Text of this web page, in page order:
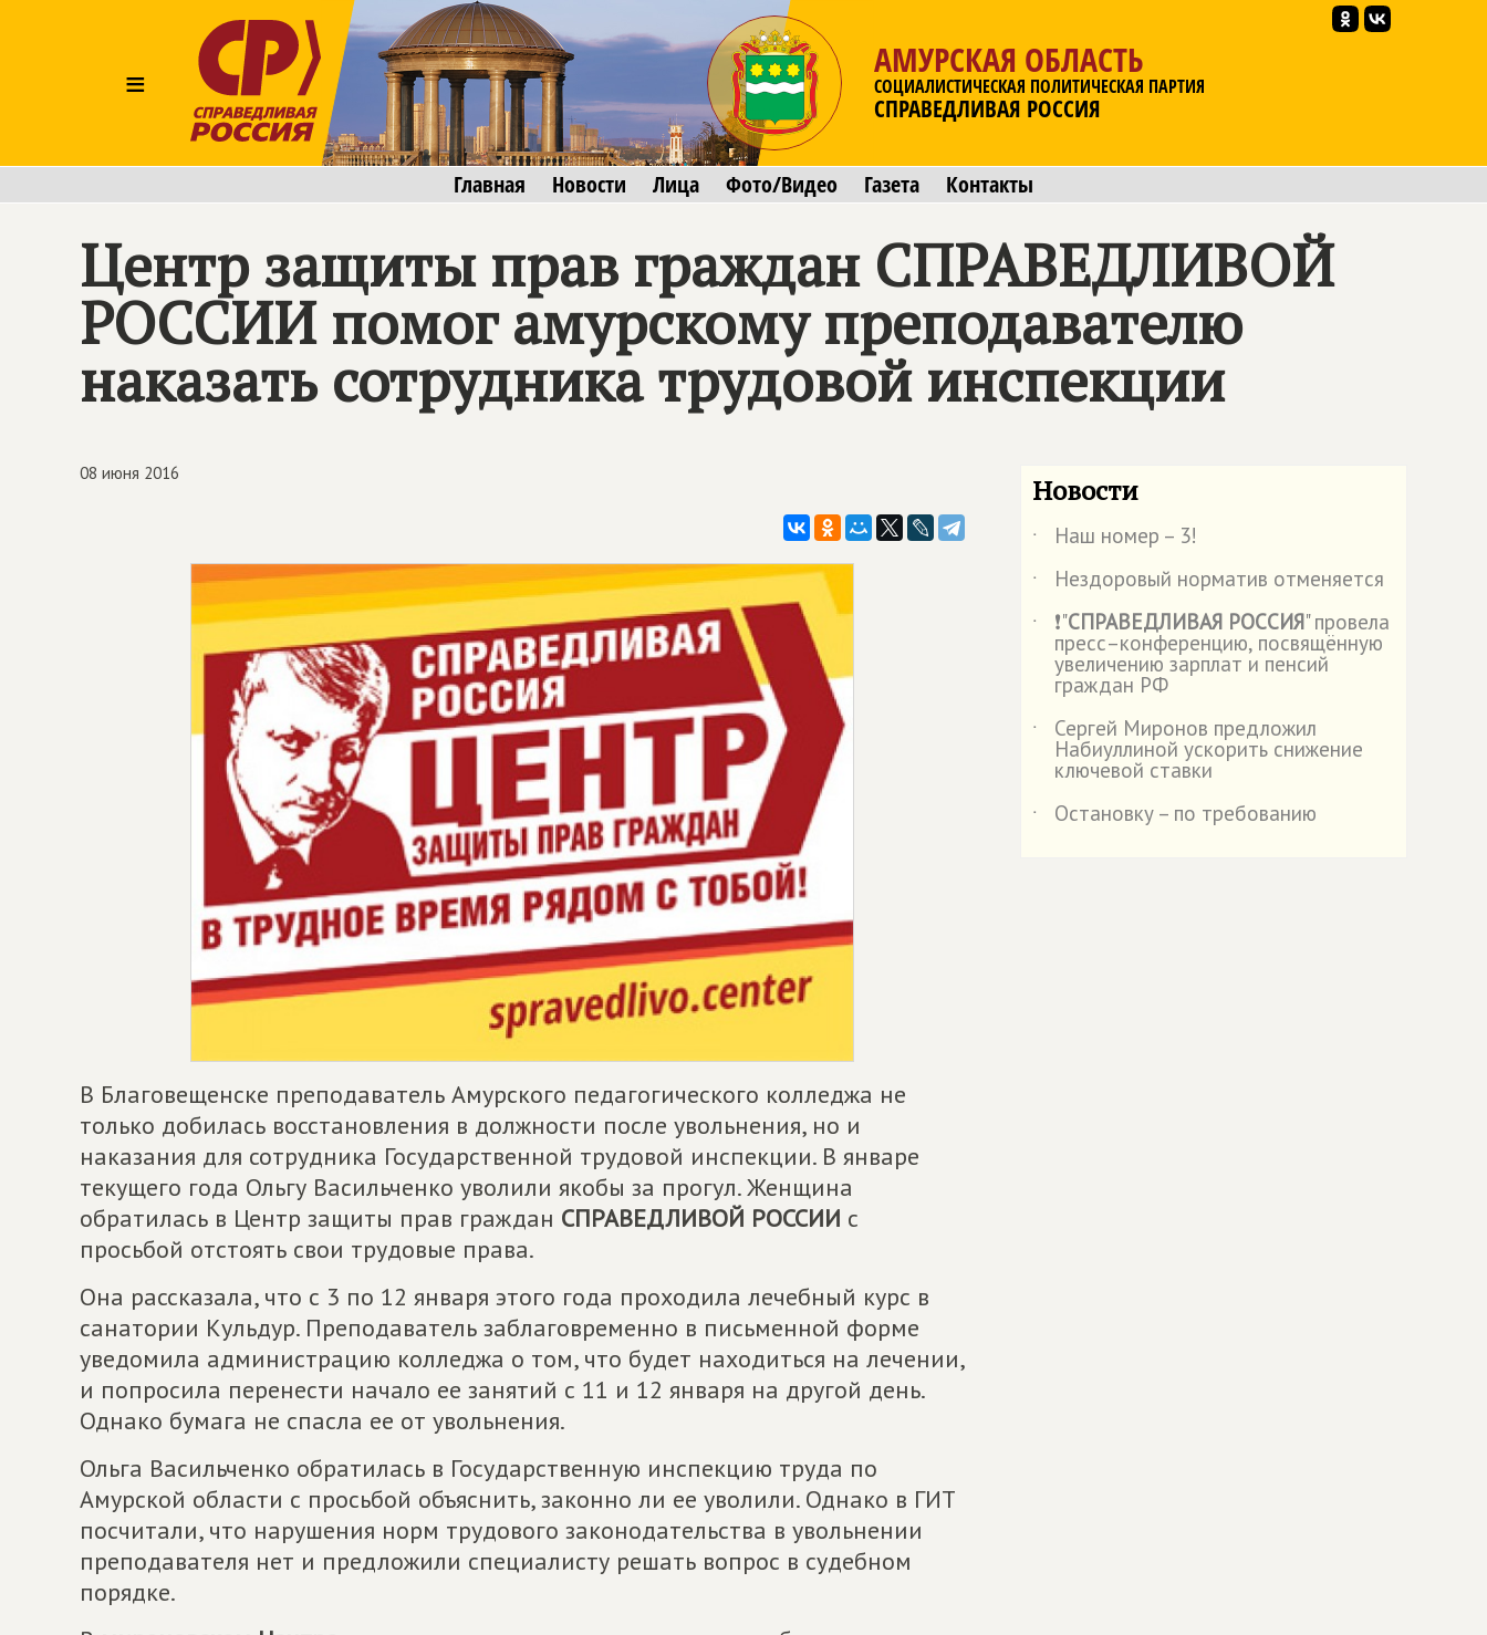
≡
АМУРСКАЯ ОБЛАСТЬ
СОЦИАЛИСТИЧЕСКАЯ ПОЛИТИЧЕСКАЯ ПАРТИЯ
СПРАВЕДЛИВАЯ РОССИЯ
Главная Новости Лица Фото/Видео Газета Контакты
Центр защиты прав граждан СПРАВЕДЛИВОЙ
РОССИИпомог амурскому преподавателю
наказать сотрудника трудовой инспекции
08 июня 2016
В Благовещенске преподаватель Амурского педагогического колледжа не
только добилась восстановления в должности после увольнения, но и
наказания для сотрудника Государственной трудовой инспекции. В январе
текущего года Ольгу Васильченко уволили якобы за прогул. Женщина
обратилась в Центр защиты прав граждан СПРАВЕДЛИВОЙ РОССИИ с
просьбой отстоять свои трудовые права.
Она рассказала, что с 3 по 12 января этого года проходила лечебный курс в
санатории Кульдур. Преподаватель заблаговременно в письменной форме
уведомила администрацию колледжа о том, что будет находиться на лечении,
и попросила перенести начало ее занятий с 11 и 12 января на другой день.
Однако бумага не спасла ее от увольнения.
Ольга Васильченко обратилась в Государственную инспекцию труда по
Амурской области с просьбой объяснить, законно ли ее уволили. Однако в ГИТ
посчитали, что нарушения норм трудового законодательства в увольнении
преподавателя нет и предложили специалисту решать вопрос в судебном
порядке.
Новости
˙
Наш номер – 3!
˙
Нездоровый норматив отменяется
˙
❗"СПРАВЕДЛИВАЯ РОССИЯ" провела
пресс–конференцию, посвящённую
увеличению зарплат и пенсий
граждан РФ
˙
Сергей Миронов предложил
Набиуллиной ускорить снижение
ключевой ставки
˙
Остановку – по требованию